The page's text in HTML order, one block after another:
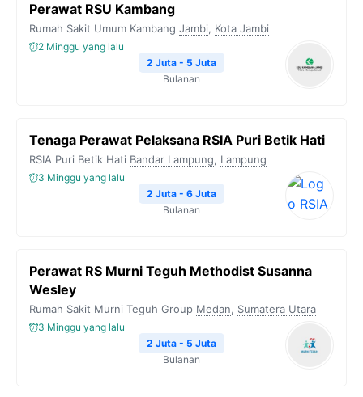
Perawat RSU Kambang
Rumah Sakit Umum Kambang Jambi, Kota Jambi
2 Minggu yang lalu
2 Juta - 5 Juta
Bulanan
Tenaga Perawat Pelaksana RSIA Puri Betik Hati
RSIA Puri Betik Hati Bandar Lampung, Lampung
3 Minggu yang lalu
2 Juta - 6 Juta
Bulanan
Perawat RS Murni Teguh Methodist Susanna
Wesley
Rumah Sakit Murni Teguh Group Medan, Sumatera Utara
3 Minggu yang lalu
2 Juta - 5 Juta
Bulanan